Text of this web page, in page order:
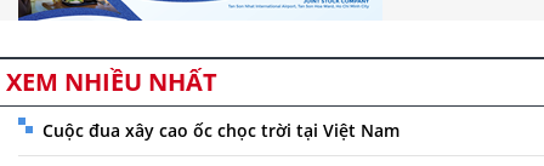
XEM NHIỀU NHẤT
Cuộc đua xây cao ốc chọc trời tại Việt Nam